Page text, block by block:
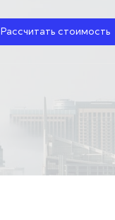
Рассчитать стоимость